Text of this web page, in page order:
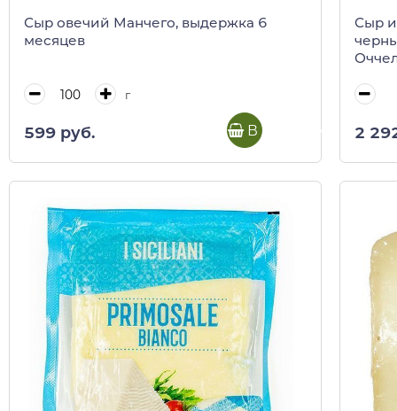
Сыр овечий Манчего, выдержка 6
месяцев
г
599 руб. В корзину
Сыр
2